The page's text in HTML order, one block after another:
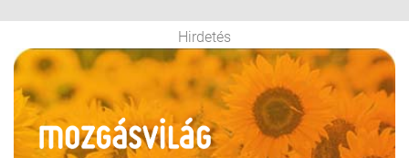
Hirdetés